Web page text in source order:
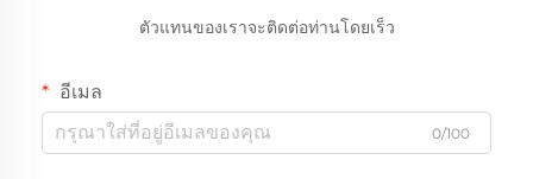
ตัวแทนของเราจะติดต่อท่านโดยเร็ว
อีเมล
0/100